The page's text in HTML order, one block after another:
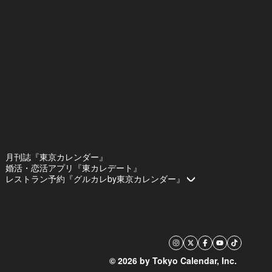
月刊誌『東京カレンダー』
婚活・恋活アプリ『東カレデート』
レストラン予約『グルカレby東京カレンダー』
© 2026 by Tokyo Calendar, Inc.